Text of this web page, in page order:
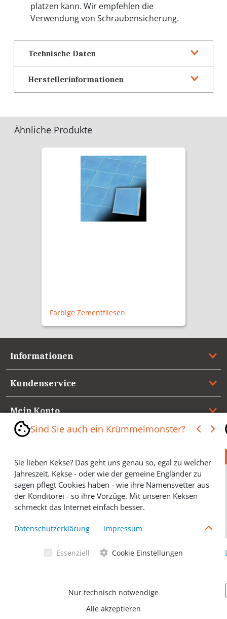
platzen kann. Wir empfehlen die
Verwendung von Schraubensicherung.
Technische Daten
Herstellerinformationen
Ähnliche Produkte
Farbige Zementfliesen
Informationen
Kundenservice
Mein Konto
Referenzen
Medienspiegel & Presseinformationen
*** Vertrag widerrufen ***
© Ventano Beschläge GmbH 2026
Sind Sie auch ein Krümmelmonster?
Sie lieben Kekse? Das geht uns genau so, egal zu welcher
Jahreszeit. Kekse - oder wie der gemeine Engländer zu
sagen pflegt Cookies haben - wie ihre Namensvetter aus
der Konditorei - so ihre Vorzüge. Mit unseren Keksen
schmeckt das Internet einfach besser.
Cookies helfen Ihnen, Ihre gewünschten Artikel schneller
Werbung sparen und selbstverständlich anonyme
Statistiken erstellen (#Ehrensache). Deshalb schmecken
Datenschutzerklärung Impressum
Essenziell Cookie Einstellungen
Nur technisch notwendige
Alle akzeptieren